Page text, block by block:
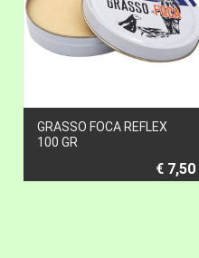
GRASSO FOCA REFLEX
100 GR
€ 7,50